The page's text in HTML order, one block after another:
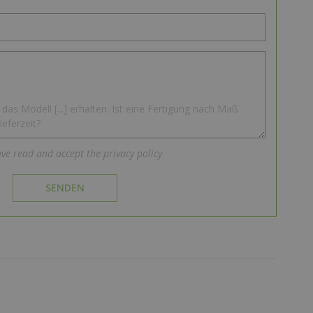
read and accept the privacy policy
SENDEN